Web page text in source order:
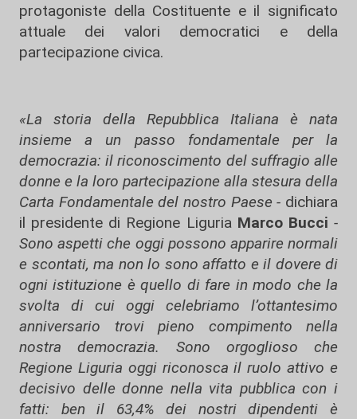
protagoniste della Costituente e il significato
attuale dei valori democratici e della
partecipazione civica.
«La storia della Repubblica Italiana è nata
insieme a un passo fondamentale per la
democrazia: il riconoscimento del suffragio alle
donne e la loro partecipazione alla stesura della
Carta Fondamentale del nostro Paese - dichiara
il presidente di Regione Liguria Marco Bucci-
Sono aspetti che oggi possono apparire normali
e scontati, ma non lo sono affatto e il dovere di
ogni istituzione è quello di fare in modo che la
svolta di cui oggi celebriamo l’ottantesimo
anniversario trovi pieno compimento nella
nostra democrazia. Sono orgoglioso che
Regione Liguria oggi riconosca il ruolo attivo e
decisivo delle donne nella vita pubblica con i
fatti: ben il 63,4% dei nostri dipendenti è